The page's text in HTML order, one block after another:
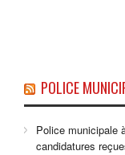
POLICE
Police municipale
candidatures